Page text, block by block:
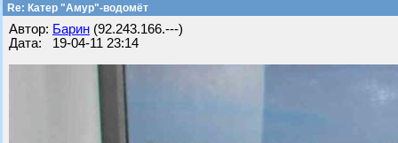
Re: Катер "Амур"-водомёт
Автор: Барин (92.243.166.---)
Дата: 19-04-11 23:14